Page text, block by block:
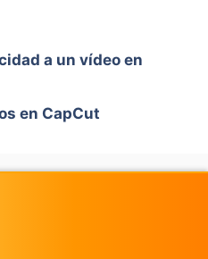
a un vídeo en
en CapCut